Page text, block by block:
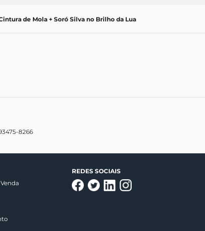
de Mola + Soró Silva no Brilho da Lua
93475-8266
REDES SOCIAIS